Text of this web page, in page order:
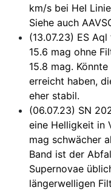
km/s bei HeI
Siehe auch
(13.07.23) ES
15.6 mag ohne
15.8 mag.
erreicht haben,
eher stabil.
(06.07.23) SN
eine Helligkeit in
mag schwächer
Band ist der
Supernovae
längerwelligen